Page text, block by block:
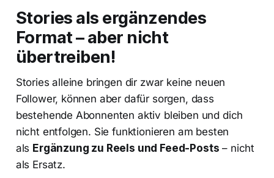
Stories als ergänzendes
Format – aber nicht
übertreiben!
Stories alleine bringen dir zwar keine neuen
Follower, können aber dafür sorgen, dass
bestehende Abonnenten aktiv bleiben und dich
nicht entfolgen. Sie funktionieren am besten
als Ergänzung zu Reels und Feed-Posts – nicht
als Ersatz.